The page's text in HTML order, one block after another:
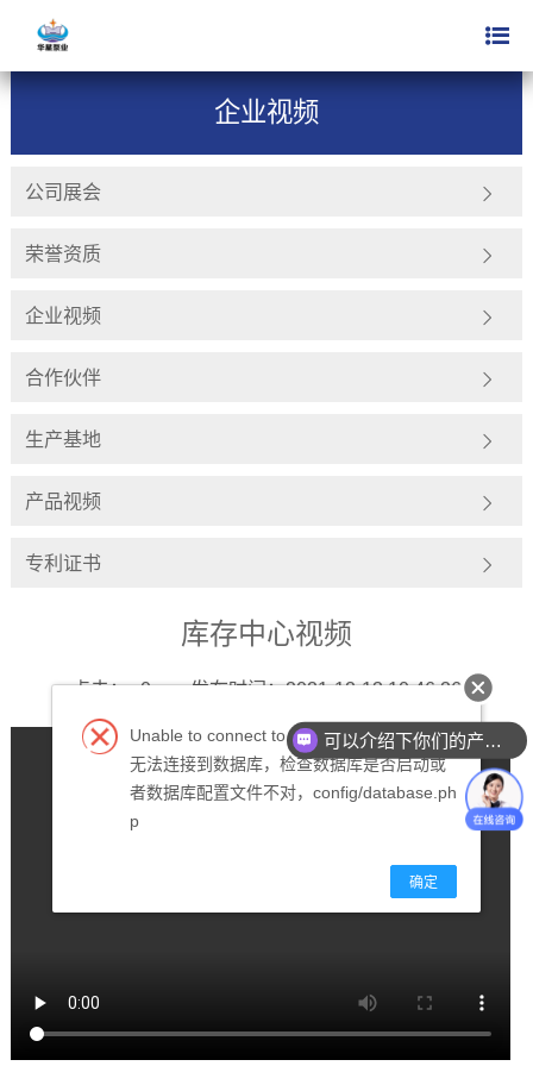
公司简介
企业视频
公司展会
荣誉资质
企业视频
合作伙伴
生产基地
产品视频
专利证书
库存中心视频
点击： 0 发布时间：2021-12-13 10:46:26
Unable to connect to the database.
无法连接到数据库，检查数据库是否启动或
者数据库配置文件不对，config/database.ph
p
确定
可以介绍下你们的产品么？